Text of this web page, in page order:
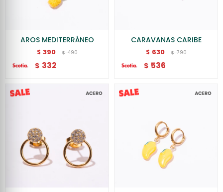
AROS MEDITERRÁNEO
$ 390 $ 490
$ 332
CARAVANAS CARIBE
$ 630 $ 790
$ 536